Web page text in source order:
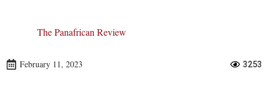
The Panafrican Review
February 11, 2023 3253